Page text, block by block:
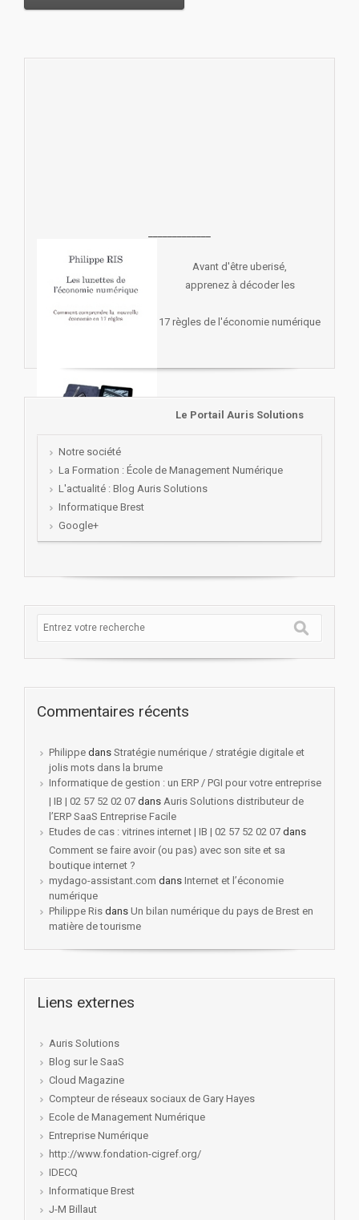
Avant d'être uberisé,
apprenez à décoder les
17 règles de l'économie numérique
Le Portail Auris Solutions
Notre société
La Formation : École de Management Numérique
L'actualité : Blog Auris Solutions
Informatique Brest
Google+
Commentaires récents
Philippe dans Stratégie numérique / stratégie digitale et
jolis mots dans la brume
Informatique de gestion : un ERP / PGI pour votre entreprise
| IB | 02 57 52 02 07 dans Auris Solutions distributeur de
l’ERP SaaS Entreprise Facile
Etudes de cas : vitrines internet | IB | 02 57 52 02 07 dans
Comment se faire avoir (ou pas) avec son site et sa
boutique internet ?
mydago-assistant.com dans Internet et l’économie
numérique
Philippe Ris dans Un bilan numérique du pays de Brest en
matière de tourisme
Liens externes
Auris Solutions
Blog sur le SaaS
Cloud Magazine
Compteur de réseaux sociaux de Gary Hayes
Ecole de Management Numérique
Entreprise Numérique
http://www.fondation-cigref.org/
IDECQ
Informatique Brest
J-M Billaut